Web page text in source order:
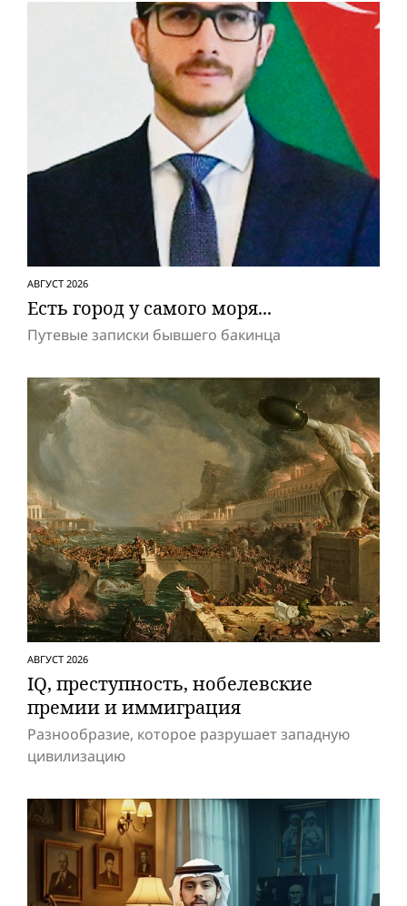
АВГУСТ 2026
Есть город у самого моря...
Путевые записки бывшего бакинца
АВГУСТ 2026
IQ, преступность, нобелевские
премии и иммиграция
Разнообразие, которое разрушает западную
цивилизацию